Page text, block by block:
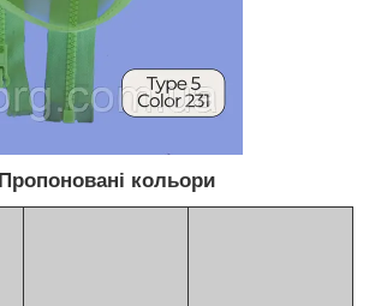
Пропоновані кольори